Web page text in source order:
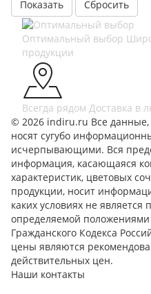
Сбросить
Оптимальный выбор
продукции
Всегда рядом Доставка в
© 2026 indiru.ru Все данные,
носят сугубо
исчерпывающими. Вся
информация, касающаяся
характеристик, цветовых
продукции, носит
каких условиях не
определяемой положениями
Гражданского Кодекса
цены являются
действительных цен.
Наши контакты